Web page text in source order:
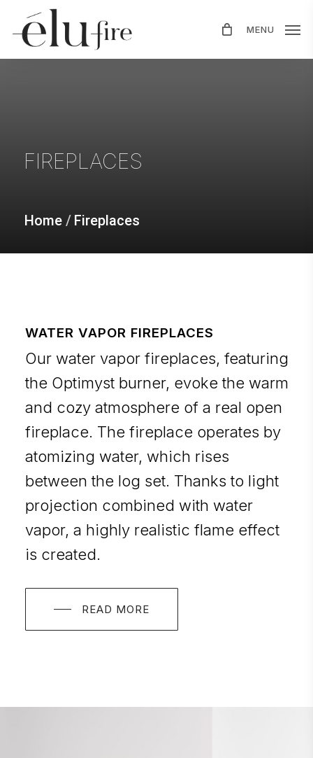
main
MENU
FIREPLACES
Home / Fireplaces
WATER VAPOR FIREPLACES
Our water vapor fireplaces, featuring
the Optimyst burner, evoke the warm
and cozy atmosphere of a real open
fireplace. The fireplace operates by
atomizing water, which rises
between the log set. Thanks to light
projection combined with water
vapor, a highly realistic flame effect
is created.
READ MORE